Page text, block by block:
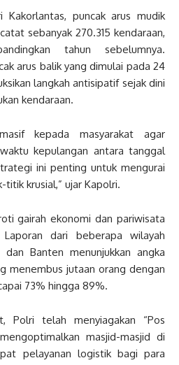
Kakorlantas, puncak arus mudik
sebanyak 270.315 kendaraan,
tahun sebelumnya.
arus balik yang dimulai pada 24
langkah antisipatif sejak dini
kendaraan.
kepada masyarakat agar
kepulangan antara tanggal
ini penting untuk mengurai
krusial,” ujar Kapolri.
gairah ekonomi dan pariwisata
dari beberapa wilayah
Banten menunjukkan angka
menembus jutaan orang dengan
73% hingga 89%.
Polri telah menyiagakan “Pos
masjid-masjid di
pelayanan logistik bagi para